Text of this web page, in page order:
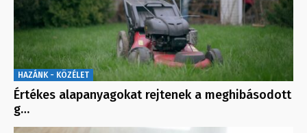
HAZÁNK - KÖZÉLET
Értékes alapanyagokat rejtenek a meghibásodott
g…